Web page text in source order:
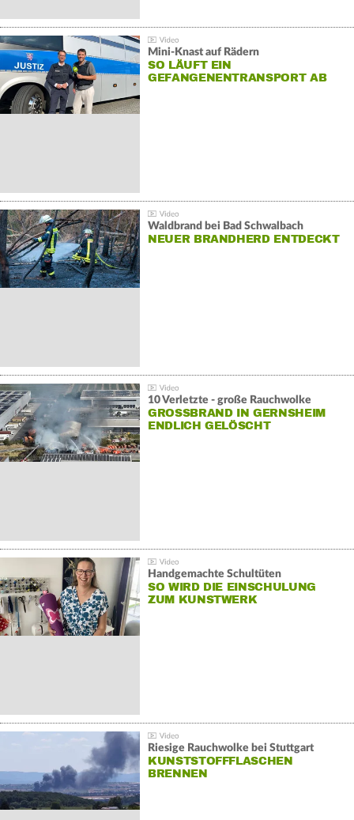
Mini-Knast auf Rädern
SO LÄUFT EIN
GEFANGENENTRANSPORT AB
Waldbrand bei Bad Schwalbach
NEUER BRANDHERD ENTDECKT
10 Verletzte - große Rauchwolke
GROSSBRAND IN GERNSHEIM E
NDLICH GELÖSCHT
Handgemachte Schultüten
SO WIRD DIE EINSCHULUNG
ZUM KUNSTWERK
Riesige Rauchwolke bei Stuttgart
KUNSTSTOFFFLASCHEN
BRENNEN